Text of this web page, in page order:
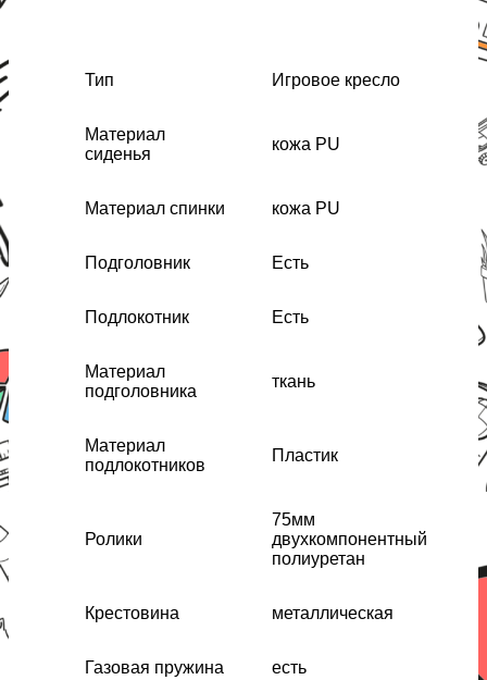
Тип Игровое кресло
Материал
сиденья
кожа PU
Материал спинки кожа PU
Подголовник Есть
Подлокотник Есть
Материал
подголовника
ткань
Материал
подлокотников
Пластик
Ролики
75мм
двухкомпонентный
полиуретан
Крестовина металлическая
Газовая пружина есть